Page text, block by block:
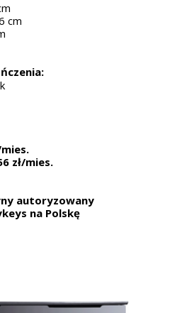
cm
zł/mies.
autoryzowany
na Polskę